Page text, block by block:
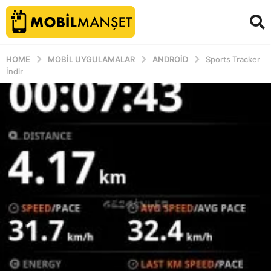
HOME MOBIL UYGULAMALAR ANDROID
Sports Tracker
İndir